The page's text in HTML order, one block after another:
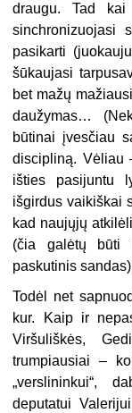
draugu. Tad
sinchronizuojasi
pasikarti
šūkaujasi
bet mažų
daužymas…
būtinai įvesčiau
discipliną. Vėliau
išties pasijuntu
išgirdus vaikiškai
kad naujųjų
(čia galėtų būti
paskutinis
Todėl net
kur. Kaip ir
Viršuliškės,
trumpiausiai –
„verslininkui“,
deputatui